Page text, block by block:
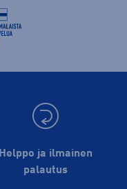
Helppo ja ilmainen
palautus